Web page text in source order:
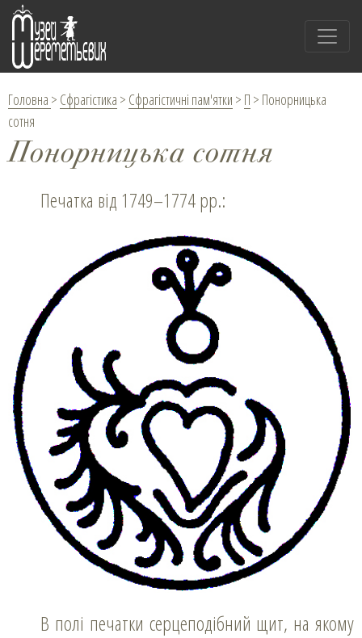
Головна > Сфрагістика > Сфрагістичні пам'ятки > П > Понорницька
сотня
Понорницька сотня
Печатка від 1749–1774 рр.:
В полі печатки серцеподібний щит, на якому